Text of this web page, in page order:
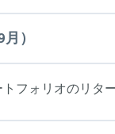
）
フォリオのリタ